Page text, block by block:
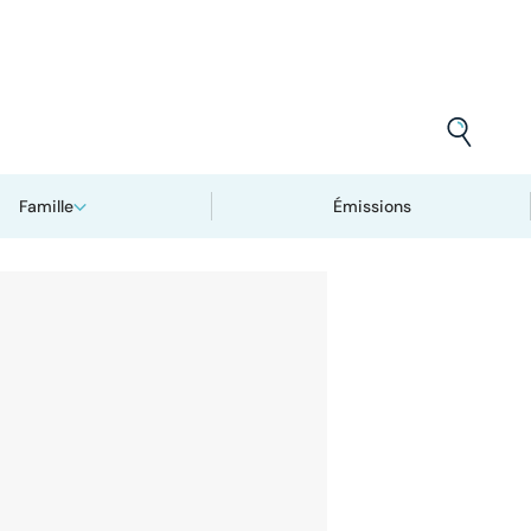
Famille Émissions